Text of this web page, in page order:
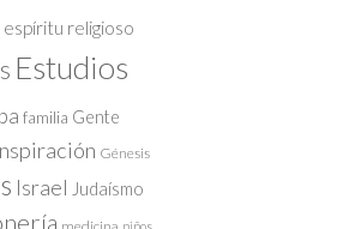
espíritu religioso
Estudios
familia Gente
Génesis
Israel Judaísmo